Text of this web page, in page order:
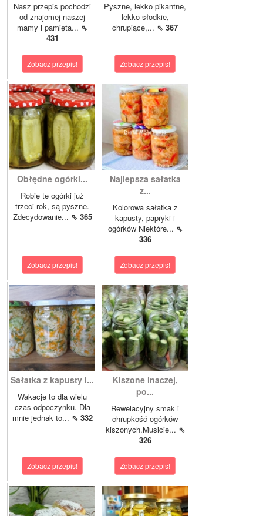
Nasz przepis pochodzi
od znajomej naszej
mamy i pamięta... ⇖
431
Zobacz przepis!
Pyszne, lekko pikantne,
lekko słodkie,
chrupiące,... ⇖ 367
Zobacz przepis!
Obłędne ogórki...
Robię te ogórki już
trzeci rok, są pyszne.
Zdecydowanie... ⇖ 365
Zobacz przepis!
Najlepsza sałatka
z...
Kolorowa sałatka z
kapusty, papryki i
ogórków Niektóre... ⇖
336
Zobacz przepis!
Sałatka z kapusty i...
Wakacje to dla wielu
czas odpoczynku. Dla
mnie jednak to... ⇖ 332
Zobacz przepis!
Kiszone inaczej,
po...
Rewelacyjny smak i
chrupkość ogórków
kiszonych.Musicie... ⇖
326
Zobacz przepis!